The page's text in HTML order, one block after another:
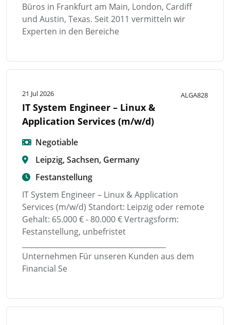
Büros in Frankfurt am Main, London, Cardiff
und Austin, Texas. Seit 2011 vermitteln wir
Experten in den Bereiche
21 Jul 2026 ALGA828
IT System Engineer – Linux &
Application Services (m/w/d)
Negotiable
Leipzig, Sachsen, Germany
Festanstellung
IT System Engineer – Linux & Application
Services (m/w/d) Standort: Leipzig oder remote
Gehalt: 65.000 € - 80.000 € Vertragsform:
Festanstellung, unbefristet
Unternehmen Für unseren Kunden aus dem
Financial Se